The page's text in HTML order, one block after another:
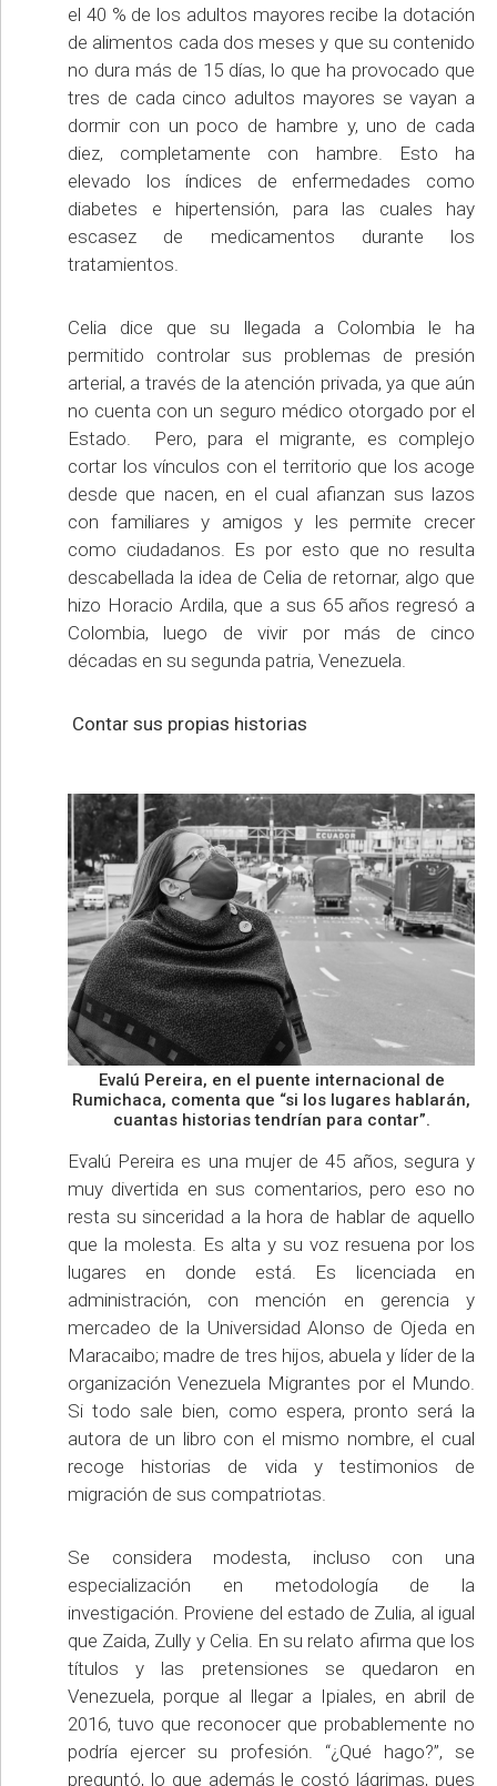
el 40 % de los adultos mayores recibe la dotación
de alimentos cada dos meses y que su contenido
no dura más de 15 días, lo que ha provocado que
tres de cada cinco adultos mayores se vayan a
dormir con un poco de hambre y, uno de cada
diez, completamente con hambre. Esto ha
elevado los índices de enfermedades como
diabetes e hipertensión, para las cuales hay
escasez de medicamentos durante los
tratamientos.
Celia dice que su llegada a Colombia le ha
permitido controlar sus problemas de presión
arterial, a través de la atención privada, ya que aún
no cuenta con un seguro médico otorgado por el
Estado. Pero, para el migrante, es complejo
cortar los vínculos con el territorio que los acoge
desde que nacen, en el cual afianzan sus lazos
con familiares y amigos y les permite crecer
como ciudadanos. Es por esto que no resulta
descabellada la idea de Celia de retornar, algo que
hizo Horacio Ardila, que a sus 65 años regresó a
Colombia, luego de vivir por más de cinco
décadas en su segunda patria, Venezuela.
Contar sus propias historias
Evalú Pereira, en el puente internacional de
Rumichaca, comenta que “si los lugares hablarán,
cuantas historias tendrían para contar”.
Evalú Pereira es una mujer de 45 años, segura y
muy divertida en sus comentarios, pero eso no
resta su sinceridad a la hora de hablar de aquello
que la molesta. Es alta y su voz resuena por los
lugares en donde está. Es licenciada en
administración, con mención en gerencia y
mercadeo de la Universidad Alonso de Ojeda en
Maracaibo; madre de tres hijos, abuela y líder de la
organización Venezuela Migrantes por el Mundo.
Si todo sale bien, como espera, pronto será la
autora de un libro con el mismo nombre, el cual
recoge historias de vida y testimonios de
migración de sus compatriotas.
Se considera modesta, incluso con una
especialización en metodología de la
investigación. Proviene del estado de Zulia, al igual
que Zaida, Zully y Celia. En su relato afirma que los
títulos y las pretensiones se quedaron en
Venezuela, porque al llegar a Ipiales, en abril de
2016, tuvo que reconocer que probablemente no
podría ejercer su profesión. “¿Qué hago?”, se
preguntó, lo que además le costó lágrimas, pues